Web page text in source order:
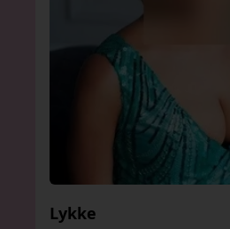
Lykke